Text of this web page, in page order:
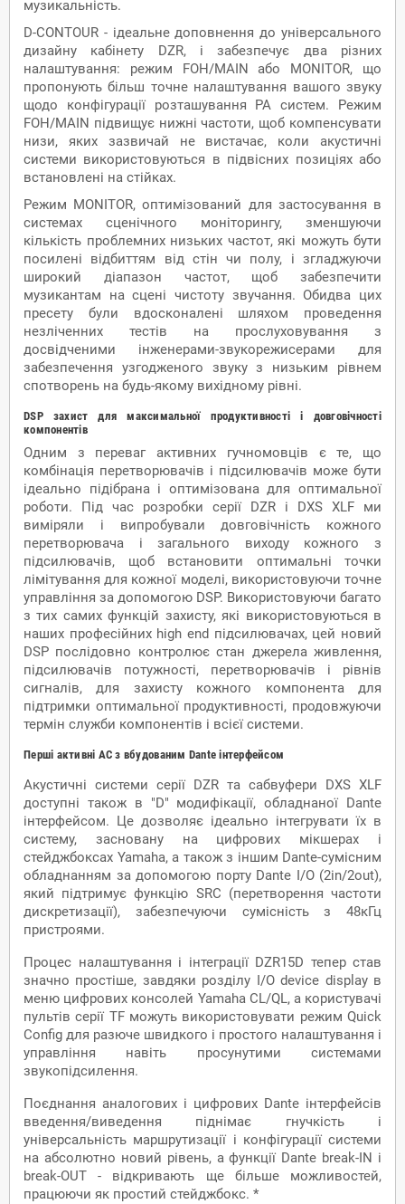
музикальність.
D-CONTOUR - ідеальне доповнення до універсального
дизайну кабінету DZR, і забезпечує два різних
налаштування: режим FOH/MAIN або MONITOR, що
пропонують більш точне налаштування вашого звуку
щодо конфігурації розташування PA систем. Режим
FOH/MAIN підвищує нижні частоти, щоб компенсувати
низи, яких зазвичай не вистачає, коли акустичні
системи використовуються в підвісних позиціях або
встановлені на стійках.
Режим MONITOR, оптимізований для застосування в
системах сценічного моніторингу, зменшуючи
кількість проблемних низьких частот, які можуть бути
посилені відбиттям від стін чи полу, і згладжуючи
широкий діапазон частот, щоб забезпечити
музикантам на сцені чистоту звучання. Обидва цих
пресету були вдосконалені шляхом проведення
незліченних тестів на прослуховування з
досвідченими інженерами-звукорежисерами для
забезпечення узгодженого звуку з низьким рівнем
спотворень на будь-якому вихідному рівні.
DSP захист для максимальної продуктивності і довговічності
компонентів
Одним з переваг активних гучномовців є те, що
комбінація перетворювачів і підсилювачів може бути
ідеально підібрана і оптимізована для оптимальної
роботи. Під час розробки серії DZR і DXS XLF ми
виміряли і випробували довговічність кожного
перетворювача і загального виходу кожного з
підсилювачів, щоб встановити оптимальні точки
лімітування для кожної моделі, використовуючи точне
управління за допомогою DSP. Використовуючи багато
з тих самих функцій захисту, які використовуються в
наших професійних high end підсилювачах, цей новий
DSP послідовно контролює стан джерела живлення,
підсилювачів потужності, перетворювачів і рівнів
сигналів, для захисту кожного компонента для
підтримки оптимальної продуктивності, продовжуючи
термін служби компонентів і всієї системи.
Перші активні АС з вбудованим Dante інтерфейсом
Акустичні системи серії DZR та сабвуфери DXS XLF
доступні також в "D" модифікації, обладнаної Dante
інтерфейсом. Це дозволяє ідеально інтегрувати їх в
систему, засновану на цифрових мікшерах і
стейджбоксах Yamaha, а також з іншим Dante-сумісним
обладнанням за допомогою порту Dante I/O (2in/2out),
який підтримує функцію SRC (перетворення частоти
дискретизації), забезпечуючи сумісність з 48кГц
пристроями.
Процес налаштування і інтеграції DZR15D тепер став
значно простіше, завдяки розділу I/O device display в
меню цифрових консолей Yamaha CL/QL, а користувачі
пультів серії TF можуть використовувати режим Quick
Config для разюче швидкого і простого налаштування і
управління навіть просунутими системами
звукопідсилення.
Поєднання аналогових і цифрових Dante інтерфейсів
введення/виведення піднімає гнучкість і
універсальність маршрутизації і конфігурації системи
на абсолютно новий рівень, а функції Dante break-IN і
break-OUT - відкривають ще більше можливостей,
працюючи як простий стейджбокс. *